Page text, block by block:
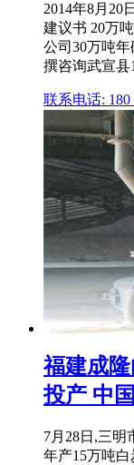
2014年8月20
建议书 20万
公司30万吨
撰咨询武宣县
联系电话: 180
福建成
投产 中
7月28日,三明
年产15万吨